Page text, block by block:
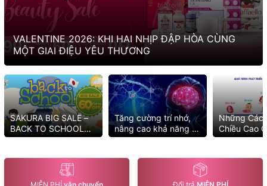
VALENTINE 2026: KHI HAI NHỊP ĐẬP HÒA CÙNG
MỘT GIAI ĐIỆU YÊU THƯƠNG
SAKURA BIG SALE –
BACK TO SCHOOL
2025 MUA NGAY KẺO
Tăng cường trí nhớ,
nâng cao khả năng tư
duy với những cách
Những
Chiều Cao
Tốt Nhất